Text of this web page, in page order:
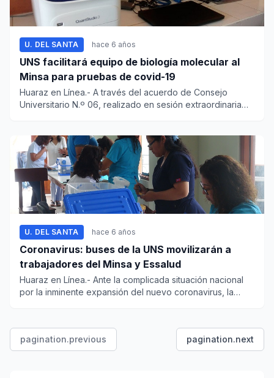
U. DEL SANTA hace 6 años
UNS facilitará equipo de biología molecular al
Minsa para pruebas de covid-19
Huaraz en Línea.- A través del acuerdo de Consejo
Universitario N.º 06, realizado en sesión extraordinaria
U. DEL SANTA hace 6 años
Coronavirus: buses de la UNS movilizarán a
trabajadores del Minsa y Essalud
Huaraz en Línea.- Ante la complicada situación nacional
por la inminente expansión del nuevo coronavirus, la
pagination.previous pagination.next